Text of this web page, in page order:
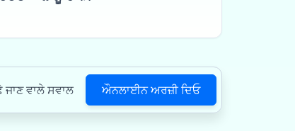
ਵਾਲੇ ਸਵਾਲ ਔਨਲਾਈਨ ਅਰਜ਼ੀ ਦਿਓ